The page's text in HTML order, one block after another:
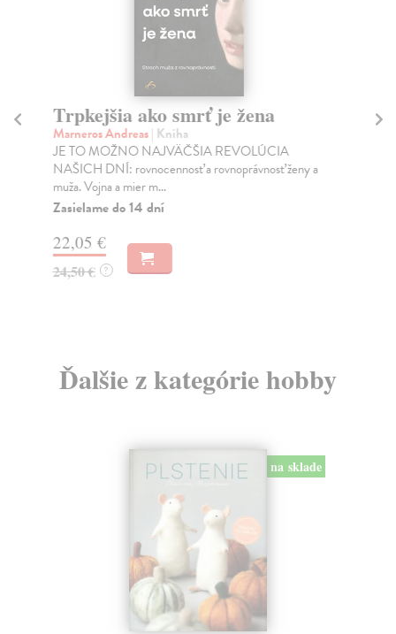
Trpkejšia ako smrť je žena
Marneros Andreas| Kniha
JE TO MOŽNO NAJVÄČŠIA REVOLÚCIA
NAŠICH DNÍ: rovnocennosť a rovnoprávnosť ženy a
muža. Vojna a mier m...
Zasielame do 14 dní
22,05 €
24,50 € ?
Ďalšie z kategórie hobby
na sklade